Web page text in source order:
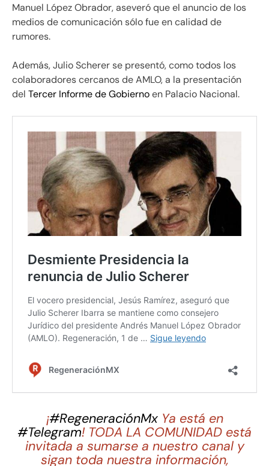
Manuel López Obrador, aseveró que el anuncio de los
medios de comunicación sólo fue en calidad de
rumores.
Además, Julio Scherer se presentó, como todos los
colaboradores cercanos de AMLO, a la presentación
del Tercer Informe de Gobiernoen Palacio Nacional.
¡#RegeneraciónMxYa está en
#Telegram! TODA LA COMUNIDAD está
invitada a sumarse a nuestro canal y
sigan toda nuestra información,